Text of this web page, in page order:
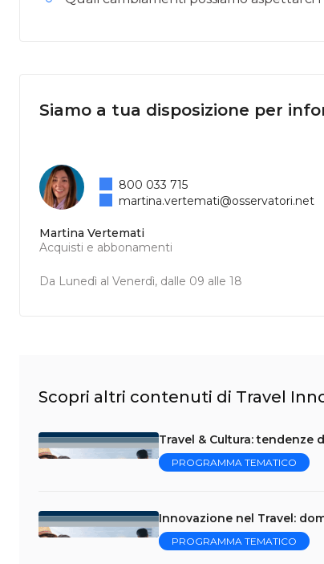
Siamo a tua disposizione per
Martina Vertemati
Acquisti e abbonamenti
Da Lunedì al Venerdì, dalle 09 alle 18
800 033 715
martina.vertemati@osservatori.net
Scopri altri contenuti di Travel
Travel & Cultura: tendenze
PROGRAMMA TEMATICO
Innovazione nel Travel:
PROGRAMMA TEMATICO